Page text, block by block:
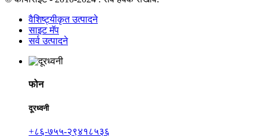
वैशिष्ट्यीकृत उत्पादने
साइट मॅप
सर्व उत्पादने
फोन
दूरध्वनी
+८६-७५५-२९४१८५३६